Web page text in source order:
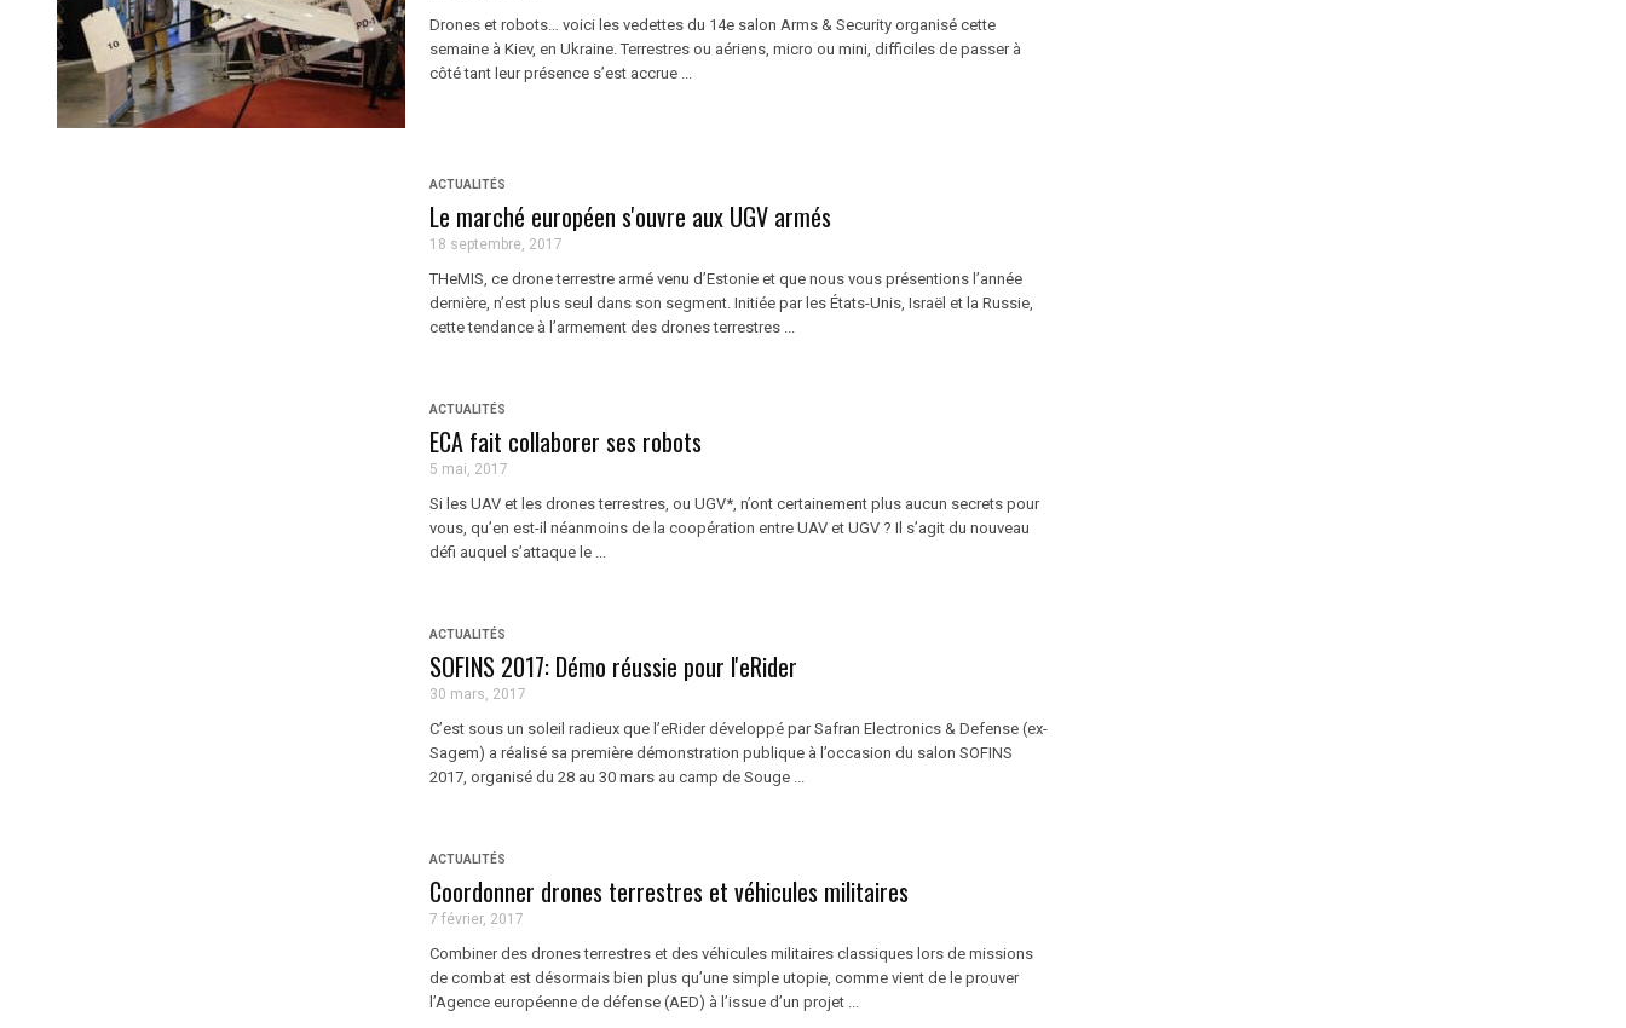
Drones et robots… voici les vedettes du 14e salon Arms & Security organisé cette
semaine à Kiev, en Ukraine. Terrestres ou aériens, micro ou mini, difficiles de passer à
côté tant leur présence s’est accrue ...
ACTUALITÉS
Le marché européen s'ouvre aux UGV armés
18 septembre, 2017
THeMIS, ce drone terrestre armé venu d’Estonie et que nous vous présentions l’année
dernière, n’est plus seul dans son segment. Initiée par les États-Unis, Israël et la Russie,
cette tendance à l’armement des drones terrestres ...
ACTUALITÉS
ECA fait collaborer ses robots
5 mai, 2017
Si les UAV et les drones terrestres, ou UGV*, n’ont certainement plus aucun secrets pour
vous, qu’en est-il néanmoins de la coopération entre UAV et UGV ? Il s’agit du nouveau
défi auquel s’attaque le ...
ACTUALITÉS
SOFINS 2017: Démo réussie pour l'eRider
30 mars, 2017
C’est sous un soleil radieux que l’eRider développé par Safran Electronics & Defense (ex-
Sagem) a réalisé sa première démonstration publique à l’occasion du salon SOFINS
2017, organisé du 28 au 30 mars au camp de Souge ...
ACTUALITÉS
Coordonner drones terrestres et véhicules militaires
7 février, 2017
Combiner des drones terrestres et des véhicules militaires classiques lors de missions
de combat est désormais bien plus qu’une simple utopie, comme vient de le prouver
l’Agence européenne de défense (AED) à l’issue d’un projet ...